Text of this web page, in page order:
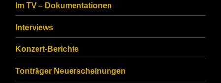
ensure
that
you
are
human.
Im TV – Dokumentationen
Interviews
Konzert-Berichte
Tonträger Neuerscheinungen